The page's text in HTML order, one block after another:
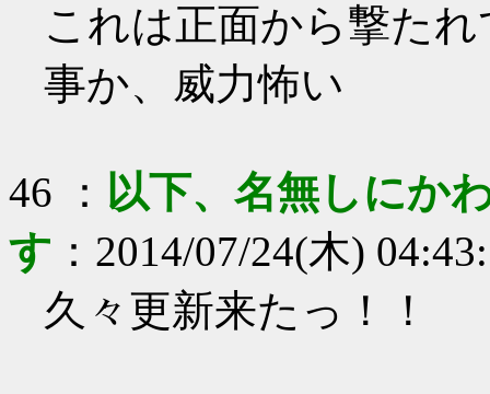
これは正面から撃た
事か、威力怖い
46 ： 以下、名無しにか
す ： 2014/07/24(木)
久々更新来たっ！！